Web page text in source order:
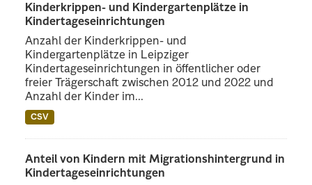
Kinderkrippen- und Kindergartenplätze in
Kindertageseinrichtungen
Anzahl der Kinderkrippen- und
Kindergartenplätze in Leipziger
Kindertageseinrichtungen in öffentlicher oder
freier Trägerschaft zwischen 2012 und 2022 und
Anzahl der Kinder im...
CSV
Anteil von Kindern mit Migrationshintergrund in
Kindertageseinrichtungen